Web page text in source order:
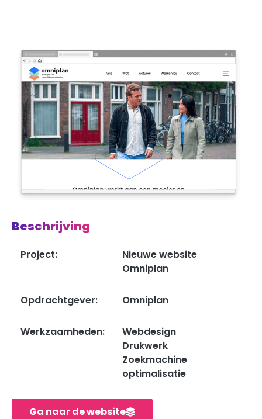
Beschrijving
Project:
Nieuwe website
Omniplan
Opdrachtgever: Omniplan
Werkzaamheden:
Webdesign
Drukwerk
Zoekmachine
optimalisatie
Ga naar de website